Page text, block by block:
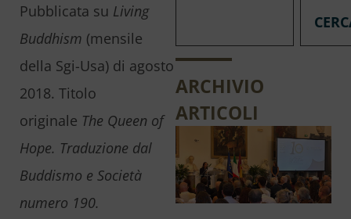
Pubblicata su Living
Buddhism (mensile
della Sgi-Usa) di agosto
2018. Titolo
originale The Queen of
Hope. Traduzione dal
Buddismo e Società
numero 190.
ARCHIVIO
ARTICOLI